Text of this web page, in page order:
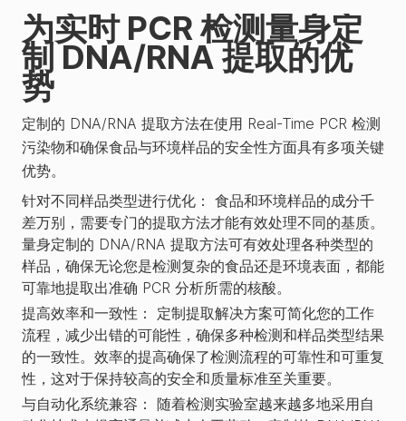
为实时 PCR 检测量身定
制 DNA/RNA 提取的优
势
定制的 DNA/RNA 提取方法在使用 Real-Time PCR 检测
污染物和确保食品与环境样品的安全性方面具有多项关键
优势。
针对不同样品类型进行优化： 食品和环境样品的成分千
差万别，需要专门的提取方法才能有效处理不同的基质。
量身定制的 DNA/RNA 提取方法可有效处理各种类型的
样品，确保无论您是检测复杂的食品还是环境表面，都能
可靠地提取出准确 PCR 分析所需的核酸。
提高效率和一致性： 定制提取解决方案可简化您的工作
流程，减少出错的可能性，确保多种检测和样品类型结果
的一致性。效率的提高确保了检测流程的可靠性和可重复
性，这对于保持较高的安全和质量标准至关重要。
与自动化系统兼容： 随着检测实验室越来越多地采用自